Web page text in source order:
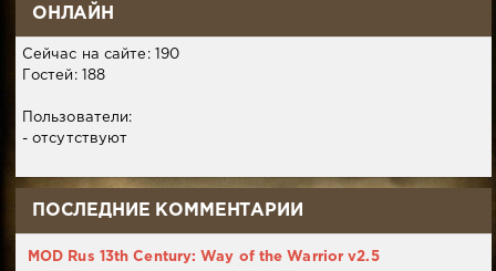
ОНЛАЙН
Сейчас на сайте: 190
Гостей: 188
Пользователи:
- отсутствуют
ПОСЛЕДНИЕ КОММЕНТАРИИ
MOD Rus 13th Century: Way of the Warrior v2.5